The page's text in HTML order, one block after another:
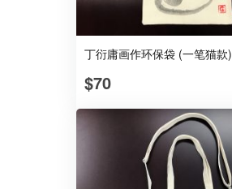
丁衍庸画作环保袋 (一笔猫款)
$70